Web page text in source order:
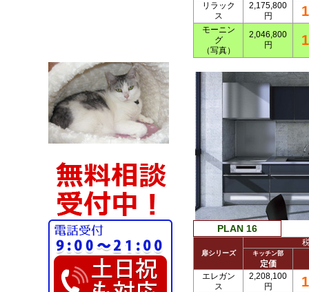
リラック
ス
2,175,800
円
モーニン
グ
（写真）
2,046,800
円
PLAN 16
扉シリーズ キッチン部
定価
エレガン
ス
2,208,100
円